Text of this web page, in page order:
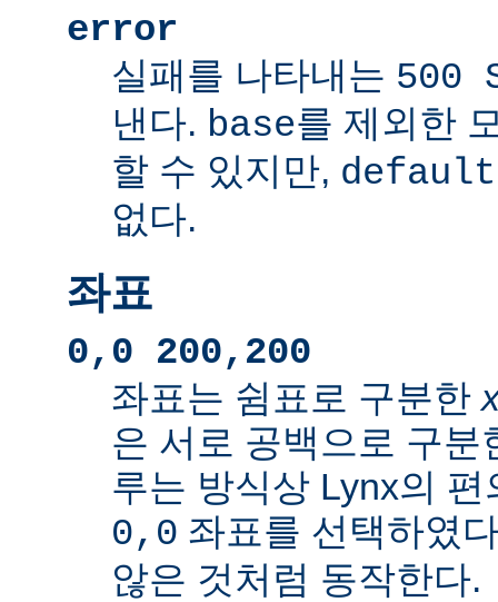
error
실패를 나타내는 500
낸다. base를 제외한
할 수 있지만, default
없다.
좌표
0,0 200,200
좌표는 쉼표로 구분한
은 서로 공백으로 구분
루는 방식상 Lynx의
0,0 좌표를 선택하였
않은 것처럼 동작한다.